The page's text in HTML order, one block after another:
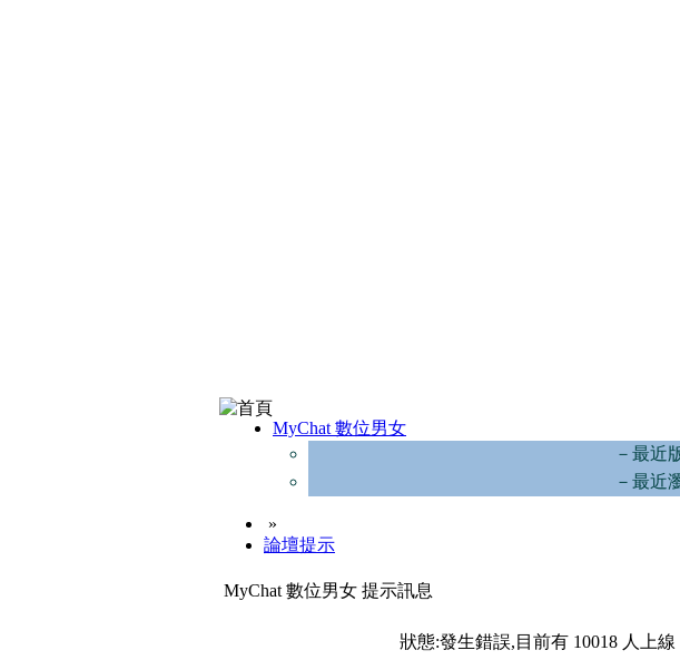
MyChat 數位男女
－最近
－最近
»
論壇提示
MyChat 數位男女 提示訊息
狀態:發生錯誤,目前有 10018 人上